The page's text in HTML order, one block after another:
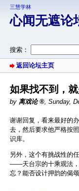
三慧学林
心闻无遮论
搜索：
返回论坛主页
如果找不到，就
by 离戏论 , Sunday,
谢谢回复，看来最好的
去，然后要求他严格按
识库。
另外，这个有挑战性的
——天台宗的十乘观法，
忘？能否设计押韵的偈